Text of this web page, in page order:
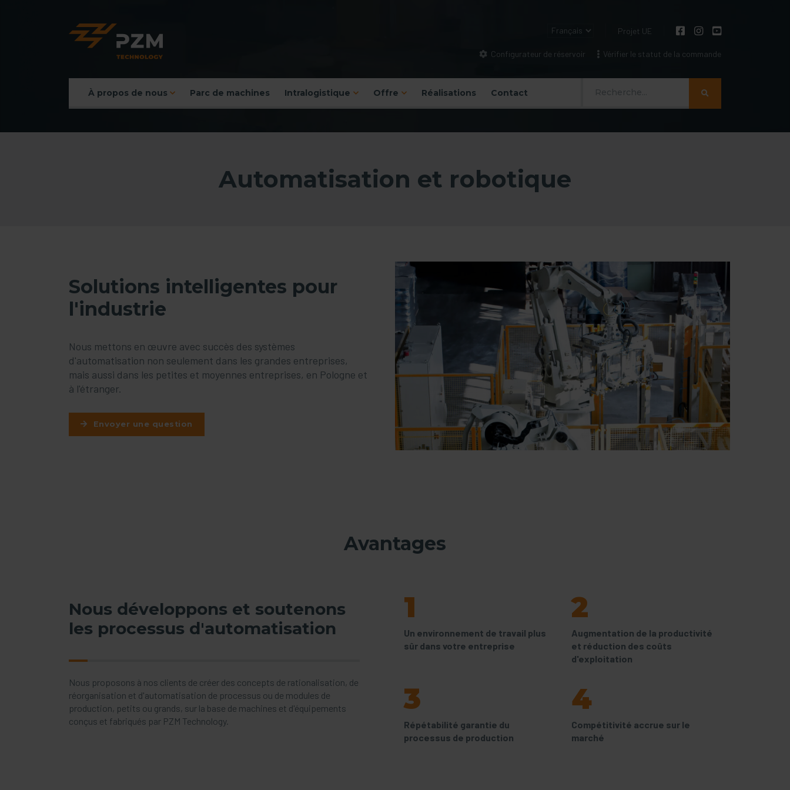
Projet UE
Configurateur de réservoir Vérifier le statut de la commande
Menu principal
À propos de nous Parc de machines Intralogistique Offre Réalisations Contact
Automatisation et robotique
Solutions intelligentes pour
l'industrie
Nous mettons en œuvre avec succès des systèmes
d'automatisation non seulement dans les grandes entreprises,
mais aussi dans les petites et moyennes entreprises, en Pologne et
à l'étranger.
Envoyer une question
Avantages
Nous développons et soutenons
les processus d'automatisation
Nous proposons à nos clients de créer des concepts de rationalisation, de
réorganisation et d'automatisation de processus ou de modules de
production, petits ou grands, sur la base de machines et d'équipements
conçus et fabriqués par PZM Technology.
1
Un environnement de travail plus
sûr dans votre entreprise
2
Augmentation de la productivité
et réduction des coûts
d'exploitation
3
Répétabilité garantie du
processus de production
4
Compétitivité accrue sur le
marché